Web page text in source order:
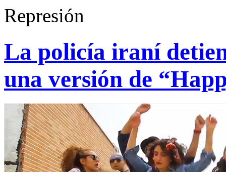
Represión
La policía iraní
una versión de